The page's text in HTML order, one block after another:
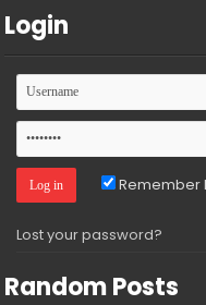
Login
Remember
Lost your password?
Random Posts